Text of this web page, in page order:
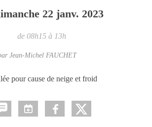
22 janv. 2023
de 08h15 à 13h
Jean-Michel FAUCHET
pour cause de neige et froid